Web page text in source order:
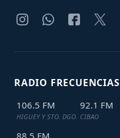
RADIO FRECUENCIAS
106.5 FM
HIGUEY Y STO. DGO.
92.1 FM
CIBAO